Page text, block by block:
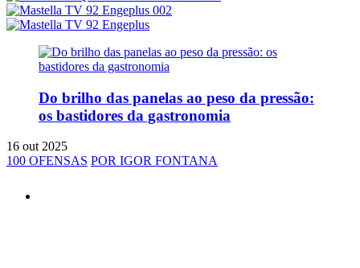
Do brilho das panelas ao peso da pressão:
os bastidores da gastronomia
16 out 2025
100 OFENSAS POR IGOR FONTANA